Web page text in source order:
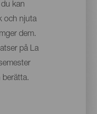
kan
och njuta
dem.
på La
berätta.